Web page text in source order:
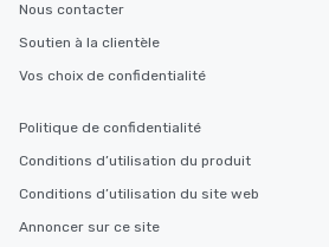
Nous contacter
Soutien à la clientèle
Vos choix de confidentialité
Politique de confidentialité
Conditions d’utilisation du produit
Conditions d’utilisation du site web
Annoncer sur ce site